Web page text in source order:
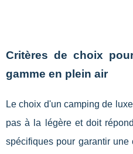
Critères de choix
gamme en plein air
Le choix d'un camping de
pas à la légère et doit
spécifiques pour garantir